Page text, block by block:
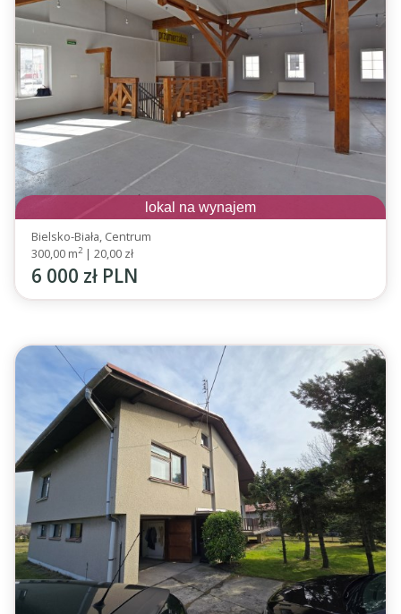
lokal na wynajem
Bielsko-Biała, Centrum
300,00 m2 | 20,00 zł
6 000 zł PLN